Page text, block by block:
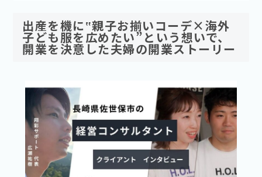
出産を機に‟親子お揃いコーデ×海外
子ども服を広めたい”という想いで、
開業を決意した夫婦の開業ストーリー